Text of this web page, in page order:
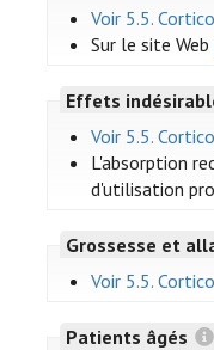
Voir 5.5.
Sur le site Web
Effets
Voir 5.5.
L'absorption
d'utilisation
Grossesse et
Voir 5.5.
Patients âgés